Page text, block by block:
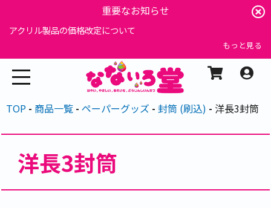
重要なお知らせ
アクリル製品の価格改定について
もっと見る
TOP 商品一覧 ペーパーグッズ 封筒 (刷込) 洋長3封筒
洋長3封筒